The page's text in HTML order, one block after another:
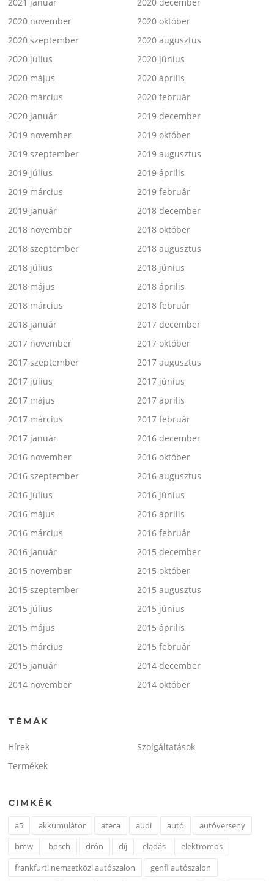
2020 november
2020 október
2020 szeptember
2020 augusztus
2020 július
2020 június
2020 május
2020 április
2020 március
2020 február
2020 január
2019 december
2019 november
2019 október
2019 szeptember
2019 augusztus
2019 július
2019 április
2019 március
2019 február
2019 január
2018 december
2018 november
2018 október
2018 szeptember
2018 augusztus
2018 július
2018 június
2018 május
2018 április
2018 március
2018 február
2018 január
2017 december
2017 november
2017 október
2017 szeptember
2017 augusztus
2017 július
2017 június
2017 május
2017 április
2017 március
2017 február
2017 január
2016 december
2016 november
2016 október
2016 szeptember
2016 augusztus
2016 július
2016 június
2016 május
2016 április
2016 március
2016 február
2016 január
2015 december
2015 november
2015 október
2015 szeptember
2015 augusztus
2015 július
2015 június
2015 május
2015 április
2015 március
2015 február
2015 január
2014 december
2014 november
2014 október
TÉMÁK
Hírek
Szolgáltatások
Termékek
CIMKÉK
a5 akkumulátor ateca audi autó
autóverseny
bmw
bosch drón díj eladás
elektromos
frankfurti nemzetközi autószalon
genfi autószalon